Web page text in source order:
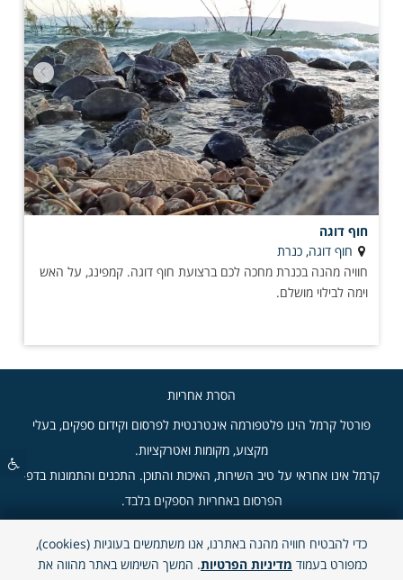
חוף דוגה
חוף דוגה, כנרת
חוויה מהנה בכנרת מחכה לכם ברצועת חוף דוגה. קמפינג, על האש
וימה לבילוי מושלם.
הסרת אחריות
פורטל קרמל הינו פלטפורמה אינטרנטית לפרסום וקידום ספקים, בעלי
מקצוע, מקומות ואטרקציות.
קרמל אינו אחראי על טיב השירות, האיכות והתוכן. התכנים והתמונות בדפי
הפרסום באחריות הספקים בלבד.
כדי להבטיח חוויה מהנה באתרנו, אנו משתמשים בעוגיות (cookies),
כמפורט בעמוד מדיניות הפרטיות. המשך השימוש באתר מהווה את